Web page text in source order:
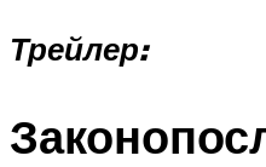
Трейлер: